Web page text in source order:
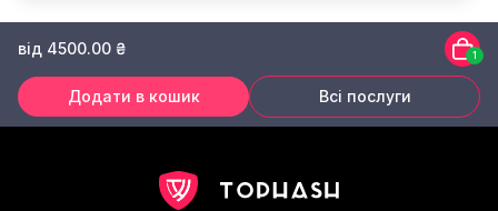
від 4500.00 ₴ 1
Додати в кошик Всі послуги